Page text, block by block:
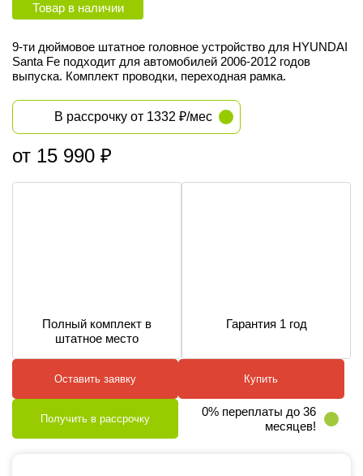
Товар в наличии
9-ти дюймовое штатное головное устройство для HYUNDAI
Santa Fe подходит для автомобилей 2006-2012 годов
выпуска. Комплект проводки, переходная рамка.
В рассрочку от 1332 ₽/мес
от 15 990 ₽
Полный комплект в
штатное место
Гарантия 1 год
Оставить заявку Купить
Получить в рассрочку
0% переплаты до 36
месяцев!